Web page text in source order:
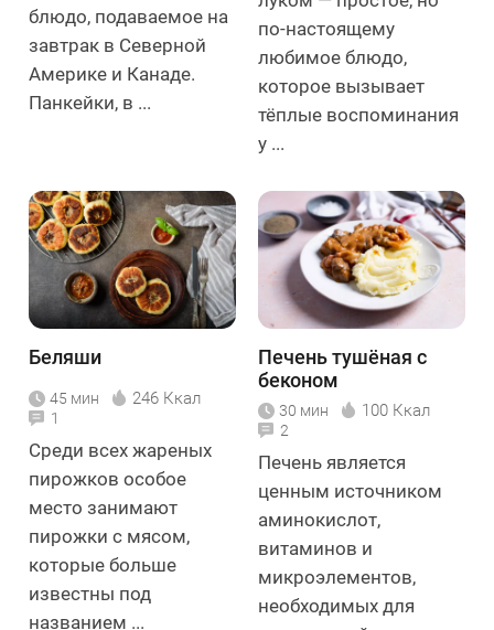
блюдо, подаваемое на
завтрак в Северной
Америке и Канаде.
Панкейки, в ...
по-настоящему
любимое блюдо,
которое вызывает
тёплые воспоминания
у ...
Беляши
45 мин 246 Ккал
1
Среди всех жареных
пирожков особое
место занимают
пирожки с мясом,
которые больше
известны под
названием ...
Печень тушёная с
беконом
30 мин 100 Ккал
2
Печень является
ценным источником
аминокислот,
витаминов и
микроэлементов,
необходимых для